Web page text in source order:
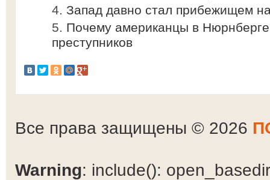
Запад давно стал прибежищем
Почему американцы в Нюрнберге
преступников
Все права защищены © 2026
Warning: include():